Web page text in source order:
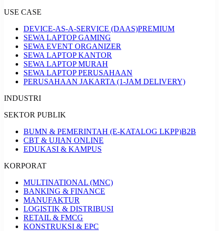
USE CASE
DEVICE-AS-A-SERVICE (DAAS)PREMIUM
SEWA LAPTOP GAMING
SEWA EVENT ORGANIZER
SEWA LAPTOP KANTOR
SEWA LAPTOP MURAH
SEWA LAPTOP PERUSAHAAN
PERUSAHAAN JAKARTA (1-JAM DELIVERY)
INDUSTRI
SEKTOR PUBLIK
BUMN & PEMERINTAH (E-KATALOG LKPP)B2B
CBT & UJIAN ONLINE
EDUKASI & KAMPUS
KORPORAT
MULTINATIONAL (MNC)
BANKING & FINANCE
MANUFAKTUR
LOGISTIK & DISTRIBUSI
RETAIL & FMCG
KONSTRUKSI & EPC